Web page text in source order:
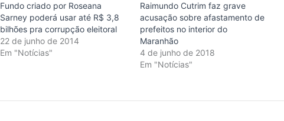
Fundo criado por Roseana
Sarney poderá usar até R$ 3,8
bilhões pra corrupção eleitoral
22 de junho de 2014
Em "Notícias"
Raimundo Cutrim faz grave
acusação sobre afastamento de
prefeitos no interior do
Maranhão
4 de junho de 2018
Em "Notícias"